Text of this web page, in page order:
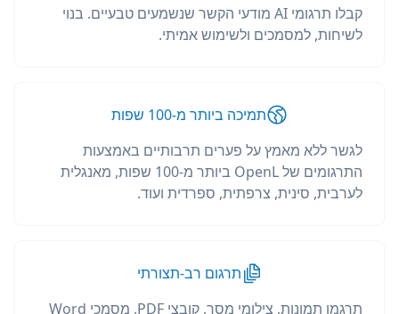
קבלו תרגומי AI מודעי הקשר שנשמעים טבעיים. בנוי
לשיחות, למסמכים ולשימוש אמיתי.
תמיכה ביותר מ-100 שפות
לגשר ללא מאמץ על פערים תרבותיים באמצעות
התרגומים של OpenL ביותר מ-100 שפות, מאנגלית
לערבית, סינית, צרפתית, ספרדית ועוד.
תרגום רב-תצורתי
תרגמו תמונות, צילומי מסך, קובצי PDF, מסמכי Word